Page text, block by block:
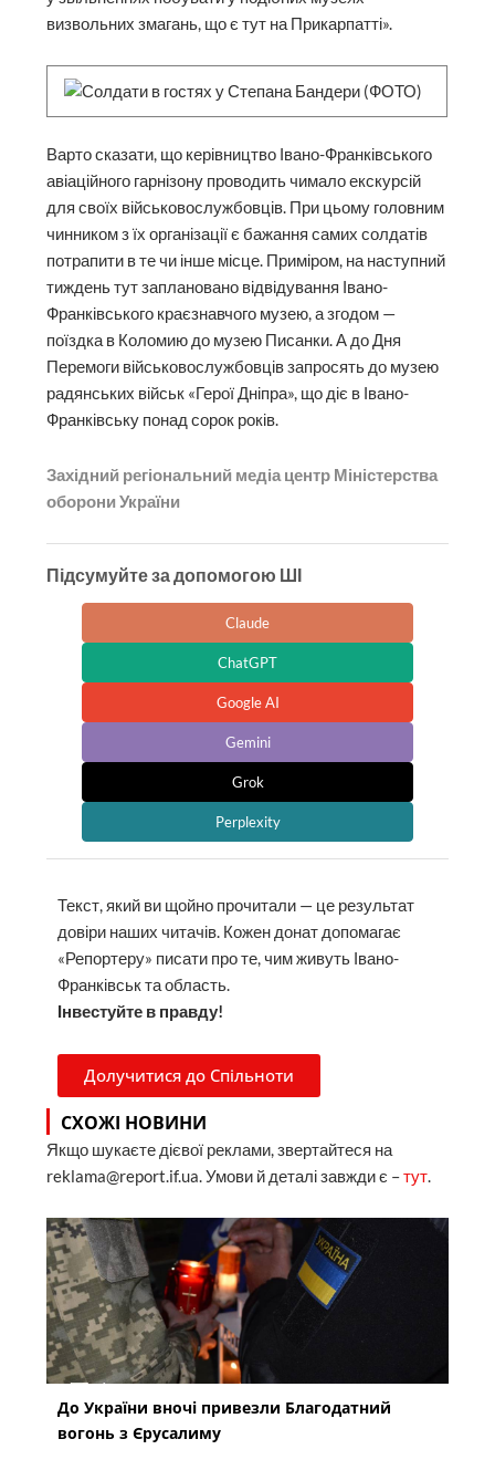
визвольних змагань, що є тут на Прикарпатті».
Варто сказати, що керівництво Івано-Франківського
авіаційного гарнізону проводить чимало екскурсій
для своїх військовослужбовців. При цьому головним
чинником з їх організації є бажання самих солдатів
потрапити в те чи інше місце. Приміром, на наступний
тиждень тут заплановано відвідування Івано-
Франківського краєзнавчого музею, а згодом —
поїздка в Коломию до музею Писанки. А до Дня
Перемоги військовослужбовців запросять до музею
радянських військ «Герої Дніпра», що діє в Івано-
Франківську понад сорок років.
Західний регіональний медіа центр Міністерства
оборони України
Підсумуйте за допомогою ШІ
Claude
ChatGPT
Google AI
Gemini
Grok
Perplexity
Текст, який ви щойно прочитали — це результат
довіри наших читачів. Кожен донат допомагає
«Репортеру» писати про те, чим живуть Івано-
Франківськ та область.
Інвестуйте в правду!
Долучитися до Спільноти
СХОЖІ НОВИНИ
Якщо шукаєте дієвої реклами, звертайтеся на
reklama@report.if.ua. Умови й деталі завжди є –тут.
До України вночі привезли Благодатний
вогонь з Єрусалиму